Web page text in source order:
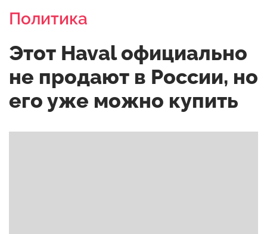
Политика
Этот Haval официально
не продают в России, но
его уже можно купить